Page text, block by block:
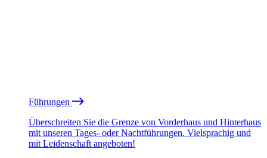
Führungen
Überschreiten Sie die Grenze von Vorderhaus und Hinterhaus
mit unseren Tages- oder Nachtführungen. Vielsprachig und
mit Leidenschaft angeboten!